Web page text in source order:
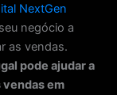
NextGen
negócio a
as vendas.
pode ajudar a
vendas em